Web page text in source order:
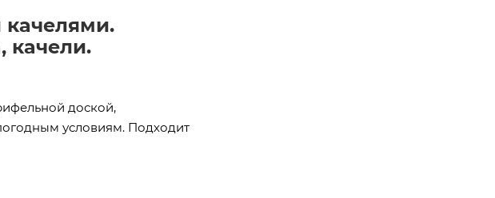
качели.
доской,
условиям. Подходит